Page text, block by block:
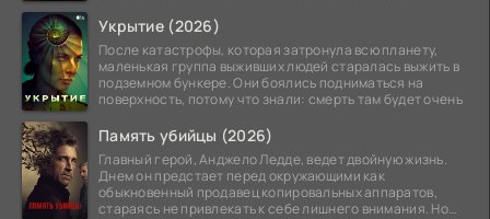
Укрытие (2026)
После катастрофы, которая затронула всю планету,
маленькая группа выживших людей старалась выжить в
подземном бункере. Они боялись подниматься на
поверхность, потому что знали: смерть там будет очень
Память убийцы (2026)
Главный герой, Анджело Ледде, ведет двойную жизнь.
Днем он предстает перед окружающими как
обыкновенный продавец копировальных аппаратов,
стараясь не привлекать к себе лишнего внимания. Но